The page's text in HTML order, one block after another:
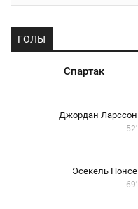
ГОЛЫ
Спартак
Джордан Ларссон
52'
Эсекель Понсе
69'